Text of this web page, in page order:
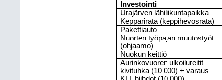
Investointi
Urajärven lähiliikuntapaikka
Kepparirata (keppihevosrata)
Pakettiauto
Nuorten työpajan muutostyöt
(ohjaamo)
Nuokun keittiö
Aurinkovuoren ulkoilureitit
kivituhka (10 000) + varaus